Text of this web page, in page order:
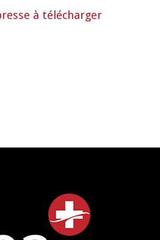
à télécharger